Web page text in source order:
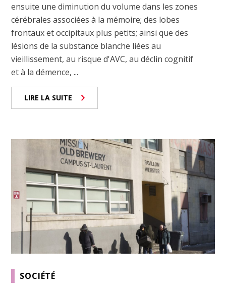
ensuite une diminution du volume dans les zones
cérébrales associées à la mémoire; des lobes
frontaux et occipitaux plus petits; ainsi que des
lésions de la substance blanche liées au
vieillissement, au risque d'AVC, au déclin cognitif
et à la démence, ...
LIRE LA SUITE
SOCIÉTÉ